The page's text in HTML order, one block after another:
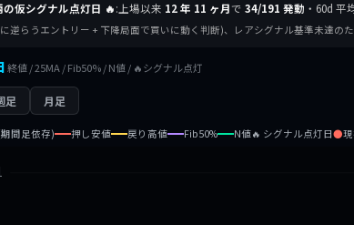
の仮シグナル点灯日 🔥:上場以来 12 年 11 ヶ月で 34/191 発動 ・60d 平
逆らうエントリー + 下降局面で買いに動く判断)、レアシグナル基準未達のた
終値 / 25MA / Fib50% / N値 / 🔥シグナル点灯
足 月足
期間足依存) 押し安値 戻り高値 Fib50% N値🔥 シグナル点灯日●